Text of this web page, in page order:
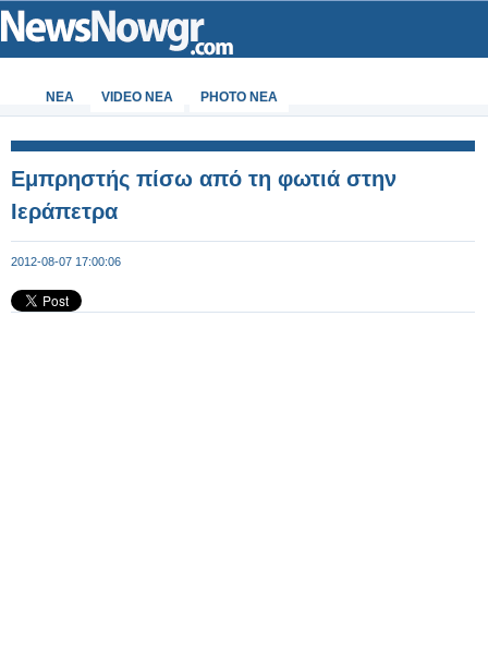
ΝΕΑ VIDEO NEA PHOTO NEA
Εμπρηστής πίσω από τη φωτιά στην
Ιεράπετρα
2012-08-07 17:00:06